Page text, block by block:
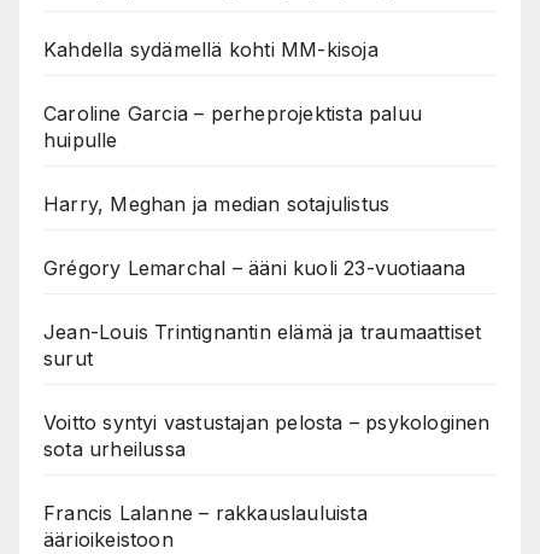
Kahdella sydämellä kohti MM-kisoja
Caroline Garcia – perheprojektista paluu
huipulle
Harry, Meghan ja median sotajulistus
Grégory Lemarchal – ääni kuoli 23-vuotiaana
Jean-Louis Trintignantin elämä ja traumaattiset
surut
Voitto syntyi vastustajan pelosta – psykologinen
sota urheilussa
Francis Lalanne – rakkauslauluista
äärioikeistoon